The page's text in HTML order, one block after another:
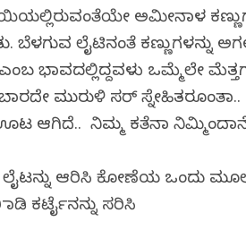
ಅಮೀನಾಳ
ಲೈಟಿನಂತೆ ಕಣ್ಣುಗಳನ್ನು
ಭಾವದಲ್ಲಿದ್ದವಳು ಒಮ್ಮೆಲೇ
ಮುರುಳಿ ಸರ್‌ ಸ್ನೇಹಿತರೂಂತಾ..
ಆಗಿದೆ.. ನಿಮ್ಮ ಕತೆನಾ
ಲೈಟನ್ನು ಆರಿಸಿ ಕೋಣೆಯ ಒಂದು
ಕರ್ಟೈನನ್ನು ಸರಿಸಿ